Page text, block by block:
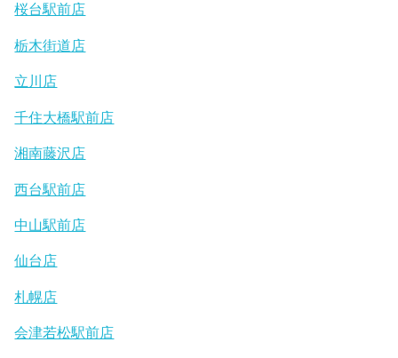
桜台駅前店
栃木街道店
立川店
千住大橋駅前店
湘南藤沢店
西台駅前店
中山駅前店
仙台店
札幌店
会津若松駅前店